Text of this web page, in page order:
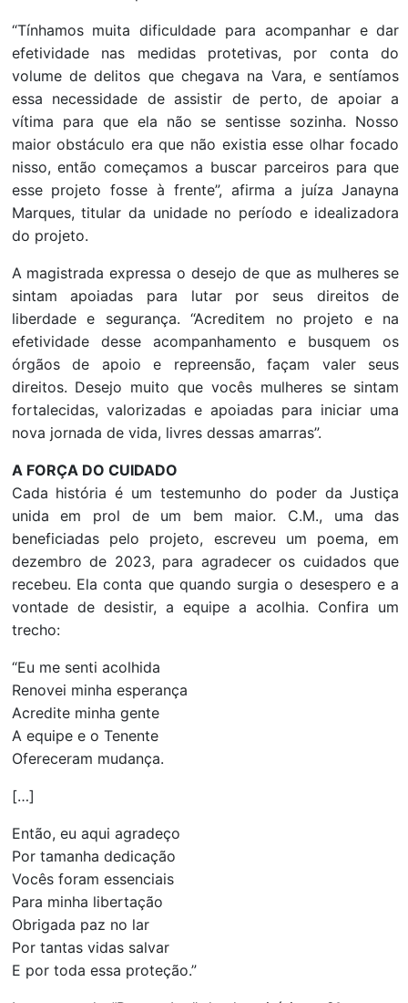
“Tínhamos muita dificuldade para acompanhar e dar
efetividade nas medidas protetivas, por conta do
volume de delitos que chegava na Vara, e sentíamos
essa necessidade de assistir de perto, de apoiar a
vítima para que ela não se sentisse sozinha. Nosso
maior obstáculo era que não existia esse olhar focado
nisso, então começamos a buscar parceiros para que
esse projeto fosse à frente”, afirma a juíza Janayna
Marques, titular da unidade no período e idealizadora
do projeto.
A magistrada expressa o desejo de que as mulheres se
sintam apoiadas para lutar por seus direitos de
liberdade e segurança. “Acreditem no projeto e na
efetividade desse acompanhamento e busquem os
órgãos de apoio e repreensão, façam valer seus
direitos. Desejo muito que vocês mulheres se sintam
fortalecidas, valorizadas e apoiadas para iniciar uma
nova jornada de vida, livres dessas amarras”.
A FORÇA DO CUIDADO
Cada história é um testemunho do poder da Justiça
unida em prol de um bem maior. C.M., uma das
beneficiadas pelo projeto, escreveu um poema, em
dezembro de 2023, para agradecer os cuidados que
recebeu. Ela conta que quando surgia o desespero e a
vontade de desistir, a equipe a acolhia. Confira um
trecho:
“Eu me senti acolhida
Renovei minha esperança
Acredite minha gente
A equipe e o Tenente
Ofereceram mudança.
[…]
Então, eu aqui agradeço
Por tamanha dedicação
Vocês foram essenciais
Para minha libertação
Obrigada paz no lar
Por tantas vidas salvar
E por toda essa proteção.”